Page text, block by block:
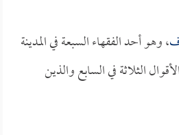
، وهو أحد الفقهاء السبعة في المدينة
الثلاثة في السابع والذين